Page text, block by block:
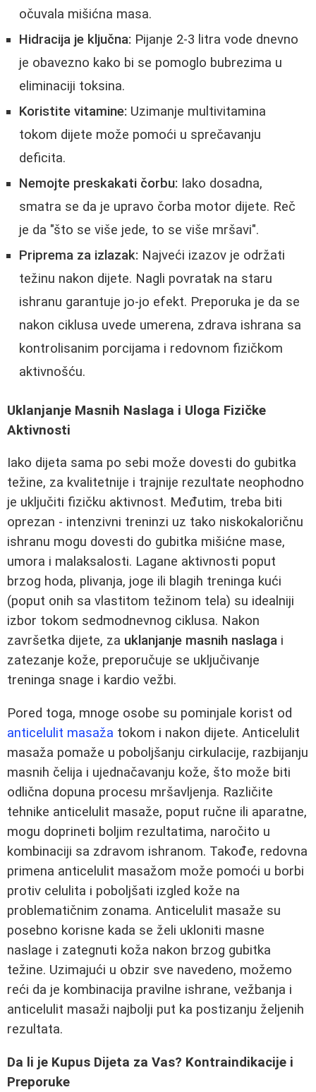
očuvala mišićna masa.
Hidracija je ključna: Pijanje 2-3 litra vode dnevno
je obavezno kako bi se pomoglo bubrezima u
eliminaciji toksina.
Koristite vitamine: Uzimanje multivitamina
tokom dijete može pomoći u sprečavanju
deficita.
Nemojte preskakati čorbu: Iako dosadna,
smatra se da je upravo čorba motor dijete. Reč
je da "što se više jede, to se više mršavi".
Priprema za izlazak: Najveći izazov je održati
težinu nakon dijete. Nagli povratak na staru
ishranu garantuje jo-jo efekt. Preporuka je da se
nakon ciklusa uvede umerena, zdrava ishrana sa
kontrolisanim porcijama i redovnom fizičkom
aktivnošću.
Uklanjanje Masnih Naslaga i Uloga Fizičke
Aktivnosti
Iako dijeta sama po sebi može dovesti do gubitka
težine, za kvalitetnije i trajnije rezultate neophodno
je uključiti fizičku aktivnost. Međutim, treba biti
oprezan - intenzivni treninzi uz tako niskokaloričnu
ishranu mogu dovesti do gubitka mišićne mase,
umora i malaksalosti. Lagane aktivnosti poput
brzog hoda, plivanja, joge ili blagih treninga kući
(poput onih sa vlastitom težinom tela) su idealniji
izbor tokom sedmodnevnog ciklusa. Nakon
završetka dijete, za uklanjanje masnih naslaga i
zatezanje kože, preporučuje se uključivanje
treninga snage i kardio vežbi.
Pored toga, mnoge osobe su pominjale korist od
anticelulit masaža tokom i nakon dijete. Anticelulit
masaža pomaže u poboljšanju cirkulacije, razbijanju
masnih čelija i ujednačavanju kože, što može biti
odlična dopuna procesu mršavljenja. Različite
tehnike anticelulit masaže, poput ručne ili aparatne,
mogu doprineti boljim rezultatima, naročito u
kombinaciji sa zdravom ishranom. Takođe, redovna
primena anticelulit masažom može pomoći u borbi
protiv celulita i poboljšati izgled kože na
problematičnim zonama. Anticelulit masaže su
posebno korisne kada se želi ukloniti masne
naslage i zategnuti koža nakon brzog gubitka
težine. Uzimajući u obzir sve navedeno, možemo
reći da je kombinacija pravilne ishrane, vežbanja i
anticelulit masaži najbolji put ka postizanju željenih
rezultata.
Da li je Kupus Dijeta za Vas? Kontraindikacije i
Preporuke